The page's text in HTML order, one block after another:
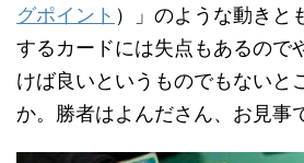
グポイント ）」のような動きと
するカードには失点もあるので
けば良いというものでもないと
か。勝者はよんださん、お見事